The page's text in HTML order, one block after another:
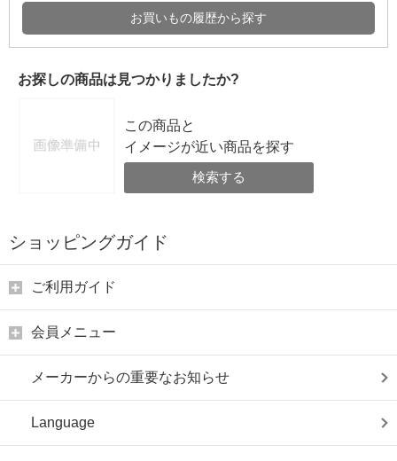
お買いもの履歴から探す
お探しの商品は見つかりましたか?
この商品と
イメージが近い商品を探す
検索する
ショッピングガイド
ご利用ガイド
会員メニュー
メーカーからの重要なお知らせ
Language